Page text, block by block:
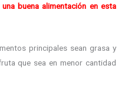
buena alimentación en esta
principales sean grasa y
que sea en menor cantidad